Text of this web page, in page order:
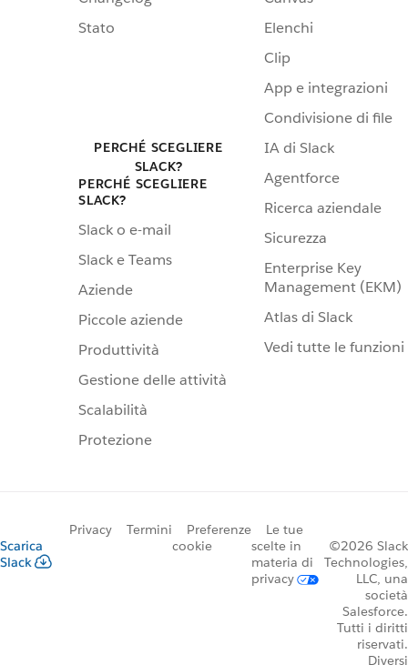
Stato
PERCHÉ SCEGLIERE
SLACK?
PERCHÉ SCEGLIERE
SLACK?
Slack o e-mail
Slack e Teams
Aziende
Piccole aziende
Produttività
Gestione delle attività
Scalabilità
Protezione
Elenchi
Clip
App e integrazioni
Condivisione di file
IA di Slack
Agentforce
Ricerca aziendale
Sicurezza
Enterprise Key
Management (EKM)
Atlas di Slack
Vedi tutte le funzioni
Scarica
Slack
Privacy Termini
Preferenze
cookie
Le tue
scelte in
materia di
privacy
©2026 Slack
Technologies,
LLC, una
società
Salesforce.
Tutti i diritti
riservati.
Diversi